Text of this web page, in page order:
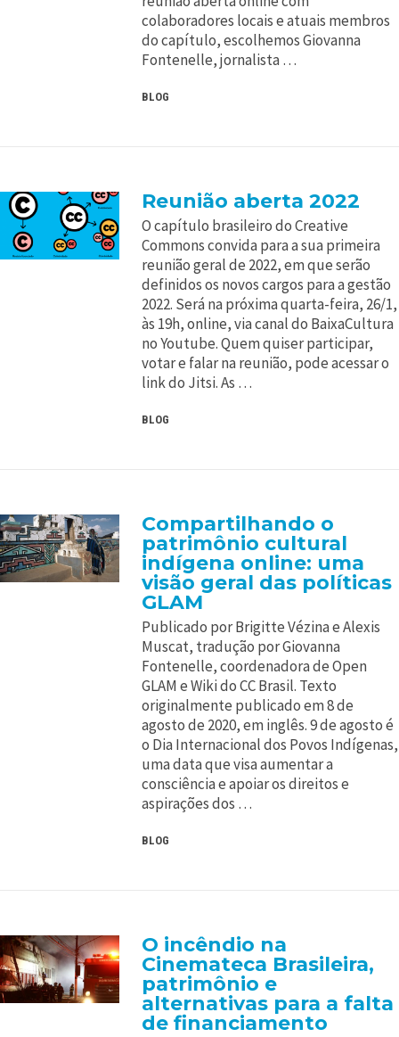
colaboradores locais e atuais membros
do capítulo, escolhemos Giovanna
Fontenelle, jornalista …
BLOG
Reunião aberta 2022
O capítulo brasileiro do Creative
Commons convida para a sua primeira
reunião geral de 2022, em que serão
definidos os novos cargos para a gestão
2022. Será na próxima quarta-feira, 26/1,
às 19h, online, via canal do BaixaCultura
no Youtube. Quem quiser participar,
votar e falar na reunião, pode acessar o
link do Jitsi. As …
BLOG
Compartilhando o
patrimônio cultural
indígena online: uma
visão geral das políticas
GLAM
Publicado por Brigitte Vézina e Alexis
Muscat, tradução por Giovanna
Fontenelle, coordenadora de Open
GLAM e Wiki do CC Brasil. Texto
originalmente publicado em 8 de
agosto de 2020, em inglês. 9 de agosto é
o Dia Internacional dos Povos Indígenas,
uma data que visa aumentar a
consciência e apoiar os direitos e
aspirações dos …
BLOG
O incêndio na
Cinemateca Brasileira,
patrimônio e
alternativas para a falta
de financiamento